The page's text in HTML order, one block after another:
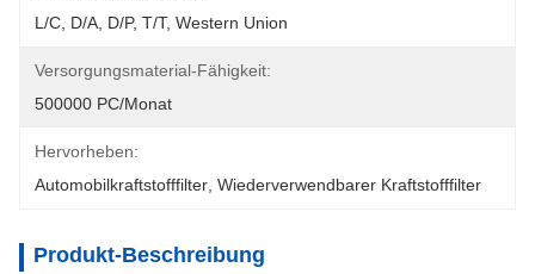
L/C, D/A, D/P, T/T, Western Union
Versorgungsmaterial-Fähigkeit:
500000 PC/Monat
Hervorheben:
Automobilkraftstofffilter Wiederverwendbarer Kraftstofffilter
Produkt-Beschreibung